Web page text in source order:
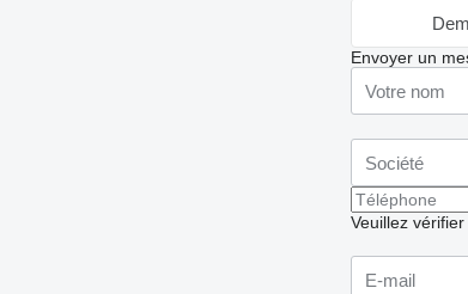
Envoyer un
Veuillez